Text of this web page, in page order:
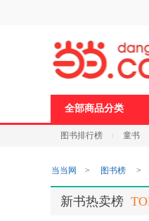
页
全部商品分类
图书排行榜 童书
当当网 > 图书榜 >
新书热卖榜